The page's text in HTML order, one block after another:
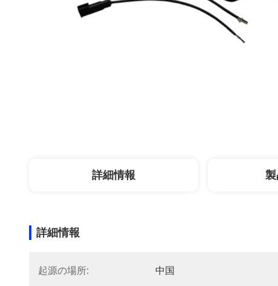
詳細情報 製
詳細情報
起源の場所: 中国